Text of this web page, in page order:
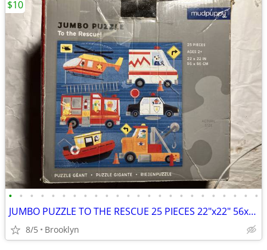
• • • • • • • • • • • • • • • • • • • • • • • •
JUMBO PUZZLE TO THE RESCUE 25 PIECES 22"x22" 56x56CM MUDPUPPY COPTER P
8/5 Brooklyn
$10